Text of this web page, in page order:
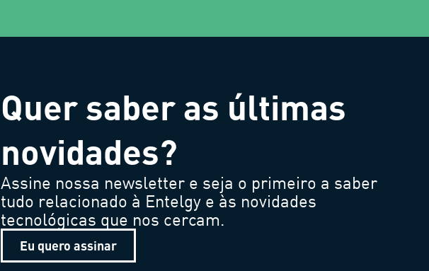
Quer saber as últimas
novidades?
Assine nossa newsletter e seja o primeiro a saber
tudo relacionado à Entelgy e às novidades
tecnológicas que nos cercam.
Eu quero assinar